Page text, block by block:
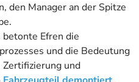
den Manager an der Spitze
Efren die
und die Bedeutung
und